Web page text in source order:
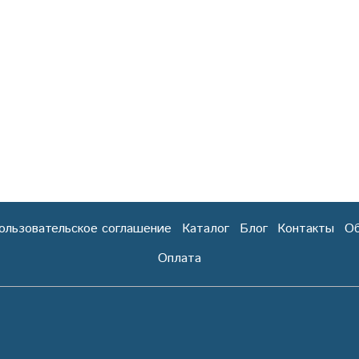
соглашение Каталог Блог Контакты
Оплата